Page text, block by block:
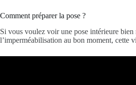
Comment préparer la pose ?
Si vous voulez voir une pose intérieure bien
l’imperméabilisation au bon moment, cette